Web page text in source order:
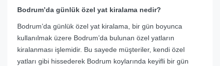
Bodrum’da günlük özel yat kiralama nedir?
Bodrum’da günlük özel yat kiralama, bir gün boyunca
kullanılmak üzere Bodrum’da bulunan özel yatların
kiralanması işlemidir. Bu sayede müşteriler, kendi özel
yatları gibi hissederek Bodrum koylarında keyifli bir gün